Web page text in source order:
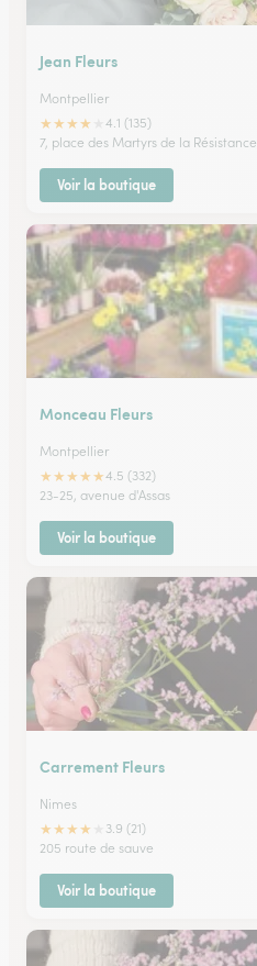
Jean Fleurs
Montpellier
★★★★
4.1 (135)
7, place des Martyrs de la Résistance
Voir la boutique
Monceau Fleurs
Montpellier
★★★★★4.5 (332)
23-25, avenue d'Assas
Voir la boutique
Carrement Fleurs
Nimes
★★★★
3.9 (21)
205 route de sauve
Voir la boutique